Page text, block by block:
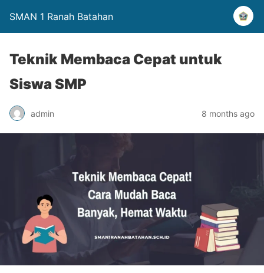
SMAN 1 Ranah Batahan
Teknik Membaca Cepat untuk
Siswa SMP
admin 8 months ago